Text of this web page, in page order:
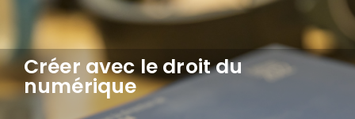
Créer avec le droit du
numérique